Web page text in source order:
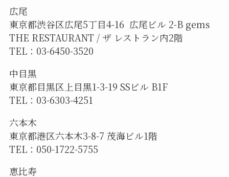
広尾
東京都渋谷区広尾5丁目4-16 広尾ビル 2-B gems
THE RESTAURANT / ザ レストラン内2階
TEL：03-6450-3520
中目黒
東京都目黒区上目黒1-3-19 SSビル B1F
TEL：03-6303-4251
六本木
東京都港区六本木3-8-7 茂海ビル1階
TEL：050-1722-5755
恵比寿